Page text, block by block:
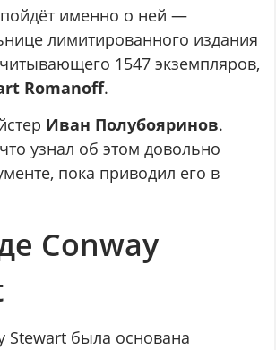
именно о ней —
лимитированного издания
1547 экземпляров,
Romanoff.
Иван Полубояринов.
узнал об этом довольно
пока приводил его в
Conway
Stewart была основана